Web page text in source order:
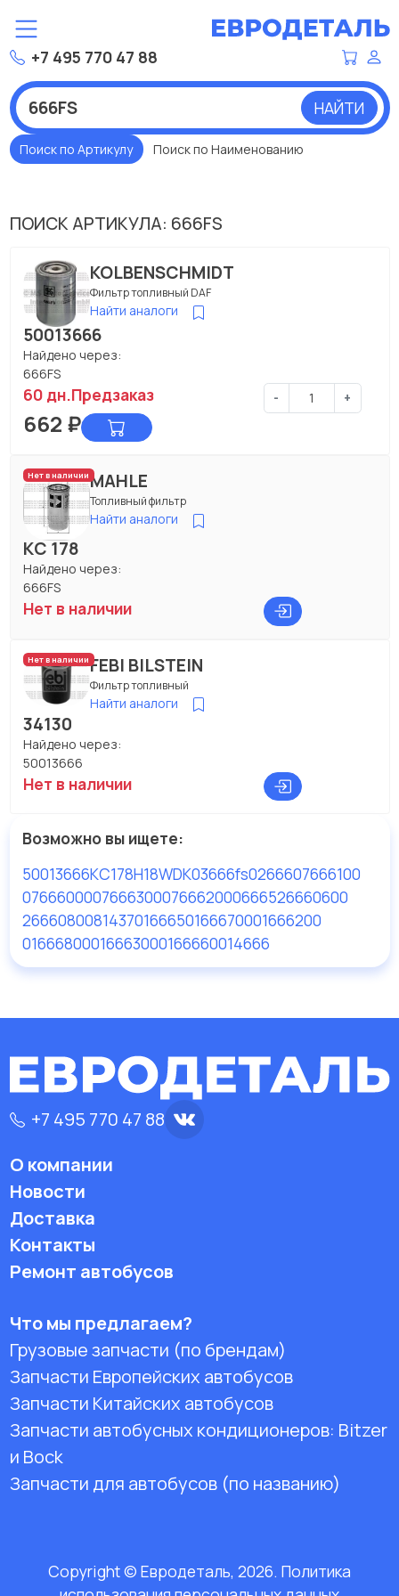
+7 495 770 47 88
НАЙТИ
Поиск по Артикулу Поиск по Наименованию
ПОИСК АРТИКУЛА: 666FS
KOLBENSCHMIDT
Фильтр топливный DAF
Найти аналоги
50013666
Найдено через:
666FS
60 дн.Предзаказ - +
662 ₽
Нет в наличииMAHLE
Топливный фильтр
Найти аналоги
KC 178
Найдено через:
666FS
Нет в наличии
Нет в наличииFEBI BILSTEIN
Фильтр топливный
Найти аналоги
34130
Найдено через:
50013666
Нет в наличии
Возможно вы ищете:
50013666KC178H18WDK03666fs0266607666100
0766600007666300076662000666526660600
26660800814370166650166670001666200
01666800016663000166660014666
+7 495 770 47 88
О компании
Новости
Доставка
Контакты
Ремонт автобусов
Что мы предлагаем?
Грузовые запчасти (по брендам)
Запчасти Европейских автобусов
Запчасти Китайских автобусов
Запчасти автобусных кондиционеров: Bitzer
и Bock
Запчасти для автобусов (по названию)
Copyright © Евродеталь, 2026. Политика